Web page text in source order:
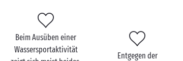
Beim Ausüben einer
Wassersportaktivität
Entgegen der